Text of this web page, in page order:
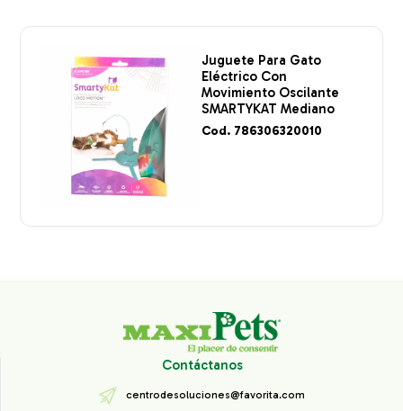
Juguete Para Gato
Eléctrico Con
Movimiento Oscilante
SMARTYKAT Mediano
Cod. 786306320010
Contáctanos
centrodesoluciones@favorita.com